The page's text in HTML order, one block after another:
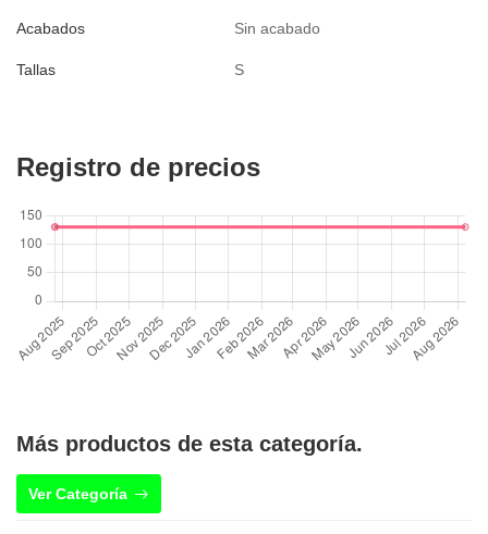
Acabados Sin acabado
Tallas S
Registro de precios
Más productos de esta categoría.
Ver Categoría